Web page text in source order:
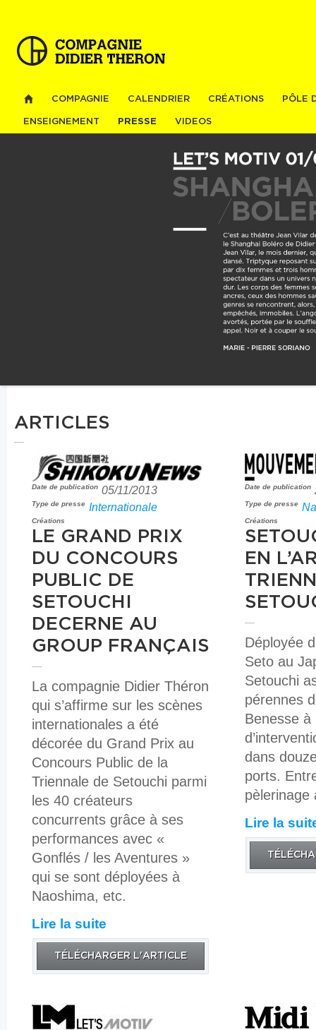
COMPAGNIE CALENDRIER CRÉATIONS PÔLE
ENSEIGNEMENT PRESSE VIDEOS
ARTICLES
Date de publication 05/11/2013
Type de presse Internationale
Créations
LE GRAND PRIX
DU CONCOURS
PUBLIC DE
SETOUCHI
DECERNE AU
GROUP FRANÇAIS
La compagnie Didier Théron
qui s’affirme sur les scènes
internationales a été
décorée du Grand Prix au
Concours Public de la
Triennale de Setouchi parmi
les 40 créateurs
concurrents grâce à ses
performances avec «
Gonflés / les Aventures »
qui se sont déployées à
Naoshima, etc.
Lire la suite
TÉLÉCHARGER L'ARTICLE
Date de publication
Type de presse
Créations
EN
Déployée
Seto au
Setouchi
pérennes
Benesse à
dans
ports.
pèlerinage
Lire la